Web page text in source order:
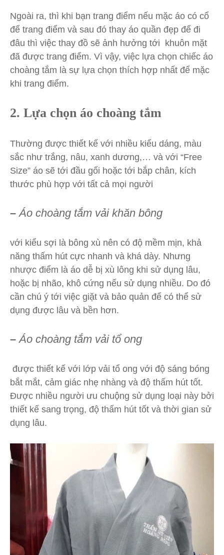
Ngoài ra, thì khi bạn trang điểm nếu mặc áo có cổ
để trang điểm và sau đó thay áo quần đẹp để đi
đâu thì việc thay đồ sẽ ảnh hưởng tới khuôn mặt
đã được trang điểm. Vì vậy, việc lựa chọn chiếc áo
choàng tắm là sự lựa chọn thích hợp nhất để mặc
khi trang điểm.
2. Lựa chọn áo choàng tắm
Thường được thiết kế với nhiều kiểu dáng, màu
sắc như trắng, nâu, xanh dương,… và với “Free
Size” áo sẽ tới đầu gối hoặc tới bắp chân, kích
thước phù hợp với tất cả mọi người
–Áo choàng tắm vải khăn bông
với kiểu sợi là bông xù nên có độ mềm mịn, khả
năng thấm hút cực nhanh và khá dày. Nhưng
nhược điểm là áo dễ bị xù lông khi sử dụng lâu,
hoặc bị nhão, khô cứng nếu sử dụng nhiều. Do đó
cần chú ý tới việc giặt và bảo quản để có thể sử
dụng được lâu và bền hơn.
–Áo choàng tắm vải tổ ong
được thiết kế với lớp vải tổ ong với độ sáng bóng
bắt mắt, cảm giác nhẹ nhàng và độ thấm hút tốt.
Được nhiều người ưu chuộng sử dụng loại này bởi
thiết kế sang trọng, độ thấm hút tốt và thời gian sử
dụng lâu.